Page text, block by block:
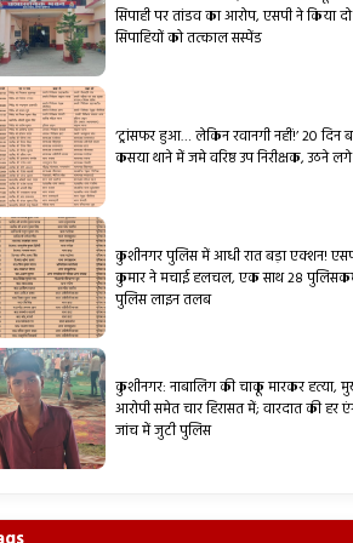
सिपाही पर तांडव का आरोप, एसपी ने किया दो
सिपाहियों को तत्काल सस्पेंड
‘ट्रांसफर हुआ… लेकिन रवानगी नहीं!’ 20 दिन
कसया थाने में जमे वरिष्ठ उप निरीक्षक, उठने
कुशीनगर पुलिस में आधी रात बड़ा एक्शन!
कुमार ने मचाई हलचल, एक साथ 28
पुलिस लाइन तलब
कुशीनगर: नाबालिग की चाकू मारकर हत्या,
आरोपी समेत चार हिरासत में; वारदात की हर
जांच में जुटी पुलिस